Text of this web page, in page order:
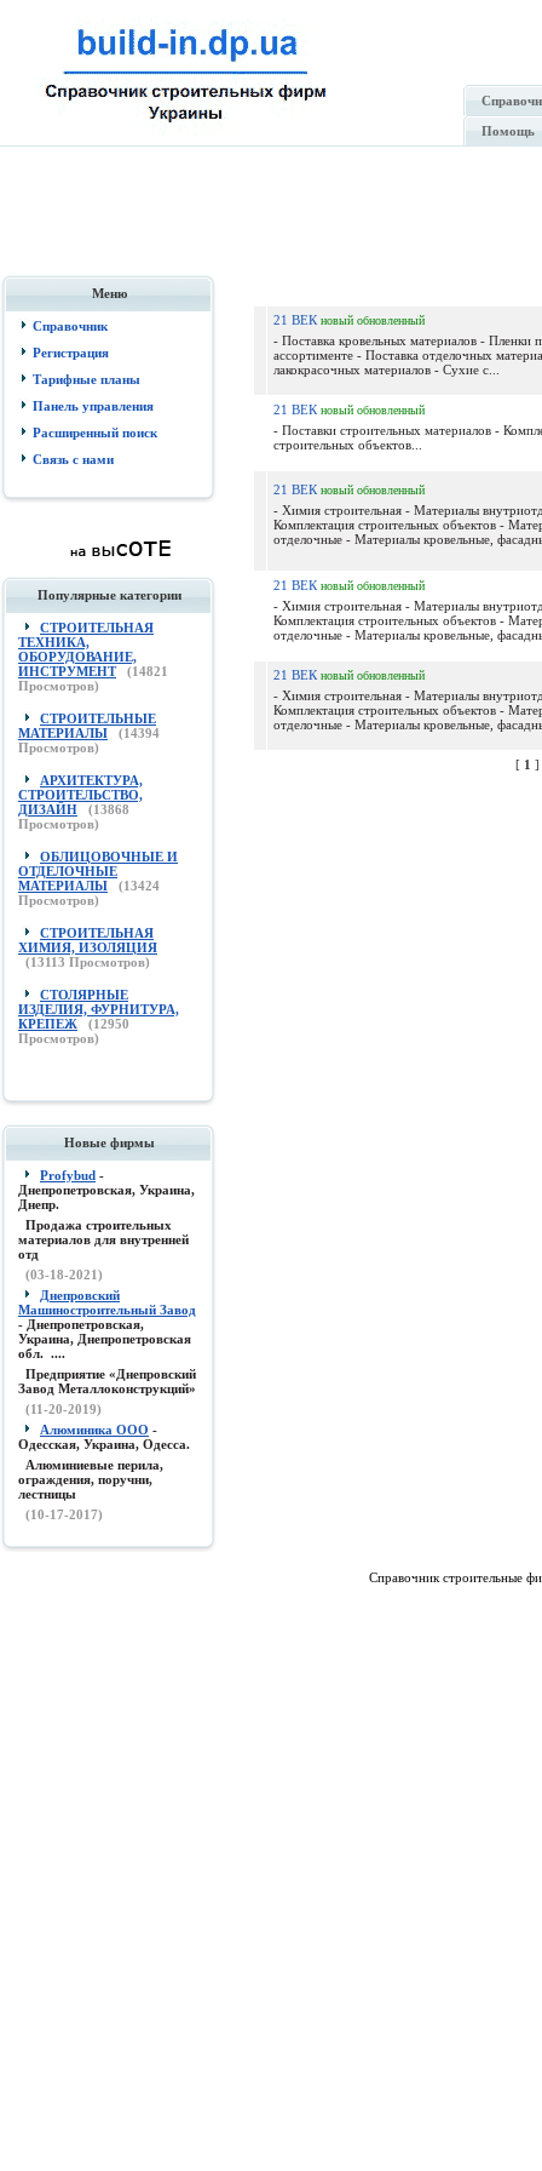
Помощь
Меню
Справочник
Регистрация
Тарифные планы
Панель управления
Расширенный поиск
Связь с нами
Популярные категории
СТРОИТЕЛЬНАЯ
ТЕХНИКА,
ОБОРУДОВАНИЕ,
ИНСТРУМЕНТ
(14821
Просмотров)
СТРОИТЕЛЬНЫЕ
МАТЕРИАЛЫ
(14394
Просмотров)
АРХИТЕКТУРА,
СТРОИТЕЛЬСТВО,
ДИЗАЙН
(13868
Просмотров)
ОБЛИЦОВОЧНЫЕ И
ОТДЕЛОЧНЫЕ
МАТЕРИАЛЫ
(13424
Просмотров)
СТРОИТЕЛЬНАЯ
ХИМИЯ, ИЗОЛЯЦИЯ
(13113 Просмотров)
СТОЛЯРНЫЕ
ИЗДЕЛИЯ, ФУРНИТУРА,
КРЕПЕЖ
(12950
Просмотров)
Новые фирмы
Profybud -
Днепропетровская, Украина,
Днепр.
Продажа строительных
материалов для внутренней
отд
(03-18-2021)
Днепровский
Машиностроительный Завод
- Днепропетровская,
Украина, Днепропетровская
обл. ....
Предприятие «Днепровский
Завод Металлоконструкций»
(11-20-2019)
Алюминика ООО -
Одесская, Украина, Одесса.
Алюминиевые перила,
ограждения, поручни,
лестницы
(10-17-2017)
21 ВЕК новый обновленный
- Поставка кровельных материалов - Пленки
ассортименте - Поставка отделочных
лакокрасочных материалов - Сухие с...
21 ВЕК новый обновленный
- Поставки строительных материалов -
строительных объектов...
21 ВЕК новый обновленный
- Химия строительная - Материалы
Комплектация строительных объектов -
отделочные - Материалы кровельные,
21 ВЕК новый обновленный
- Химия строительная - Материалы
Комплектация строительных объектов -
отделочные - Материалы кровельные,
21 ВЕК новый обновленный
- Химия строительная - Материалы
Комплектация строительных объектов -
отделочные - Материалы кровельные,
[ 1 ]
Справочник строительные